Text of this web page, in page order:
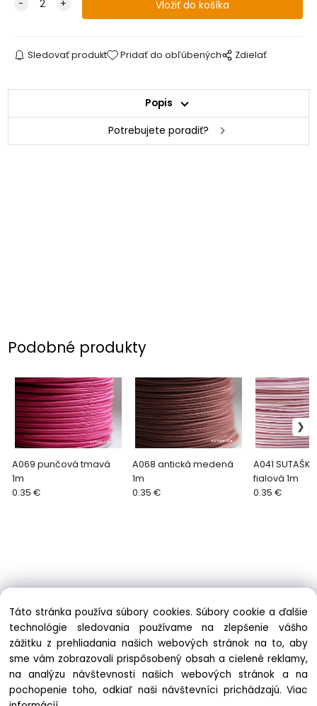
Sledovať produkt Pridať do obľúbených Zdielať
Popis
Potrebujete poradiť?
Podobné produkty
A069 punčová tmavá
1m
0.35 €
A068 antická medená
1m
0.35 €
A041
fialová 1m
0.35 €
telefon: +421 915 90 88 33
info@soutache.sk
Táto stránka používa súbory cookies. Súbory cookie a ďalšie
technológie sledovania používame na zlepšenie vášho
zážitku z prehliadania našich webových stránok na to, aby
sme vám zobrazovali prispôsobený obsah a cielené reklamy,
na analýzu návštevnosti našich webových stránok a na
pochopenie toho, odkiaľ naši návštevníci prichádzajú.Viac